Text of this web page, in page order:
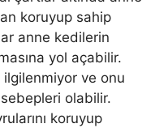
koruyup sahip
anne kedilerin
yol açabilir.
ve onu
olabilir.
koruyup